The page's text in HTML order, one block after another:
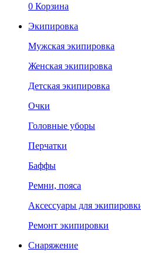
0 Корзина
Экипировка
Мужская экипировка
Женская экипировка
Детская экипировка
Очки
Головные уборы
Перчатки
Баффы
Ремни, пояса
Аксессуары для
Ремонт экипировки
Снаряжение